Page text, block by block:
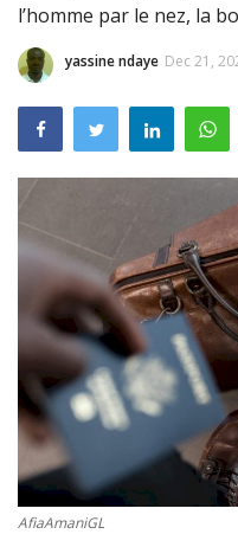
Français
l’homme par le nez, la
yassine ndaye Dec 21,
AfiaAmaniGL